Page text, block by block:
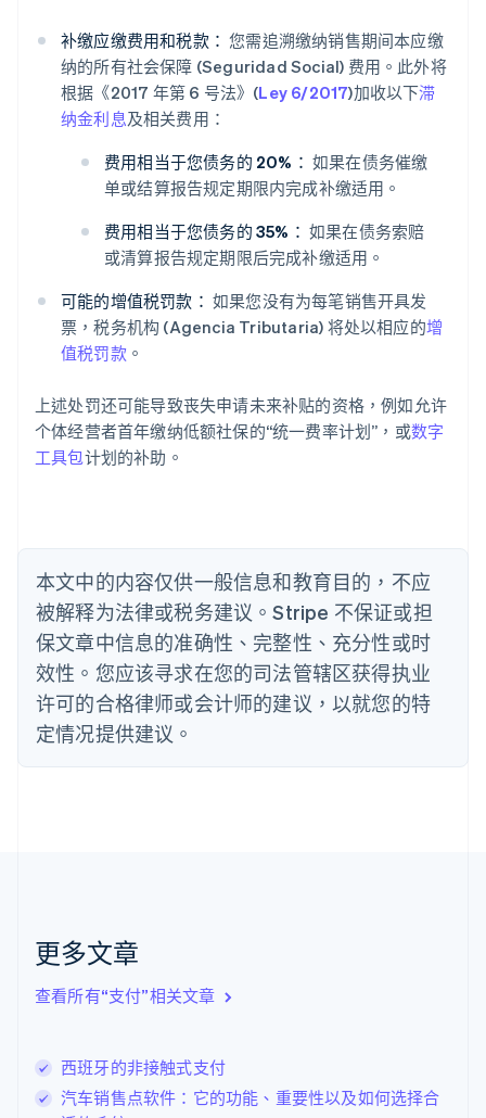
补缴应缴费用和税款： 您需追溯缴纳销售期间本应缴
纳的所有社会保障 (Seguridad Social) 费用。此外将
根据《2017 年第 6 号法》(Ley 6/2017)加收以下滞
纳金利息及相关费用：
费用相当于您债务的 20%： 如果在债务催缴
单或结算报告规定期限内完成补缴适用。
费用相当于您债务的 35%： 如果在债务索赔
或清算报告规定期限后完成补缴适用。
可能的增值税罚款： 如果您没有为每笔销售开具发
票，税务机构 (Agencia Tributaria) 将处以相应的增
值税罚款。
上述处罚还可能导致丧失申请未来补贴的资格，例如允许
个体经营者首年缴纳低额社保的“统一费率计划”，或数字
工具包计划的补助。
本文中的内容仅供一般信息和教育目的，不应
被解释为法律或税务建议。Stripe 不保证或担
保文章中信息的准确性、完整性、充分性或时
效性。您应该寻求在您的司法管辖区获得执业
许可的合格律师或会计师的建议，以就您的特
定情况提供建议。
更多文章
查看所有“支付”相关文章
西班牙的非接触式支付
汽车销售点软件：它的功能、重要性以及如何选择合
English
爱尔兰
爱沙尼亚
English
奥地利
DeutschEnglish
English
巴西
PortuguêsEnglish
English
丹麦
English
德国
DeutschEnglish
法国
FrançaisEnglish
芬兰
EnglishSvenska
English Italiano
拉脱维亚
立陶宛
DeutschEnglish
卢森堡
Français Deutsch English